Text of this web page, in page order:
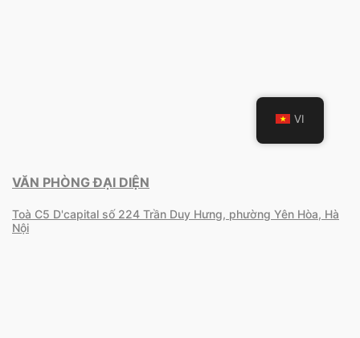
VĂN PHÒNG ĐẠI DIỆN
Toà C5 D'capital số 224 Trần Duy Hưng, phường Yên Hòa, Hà
Nội
VI